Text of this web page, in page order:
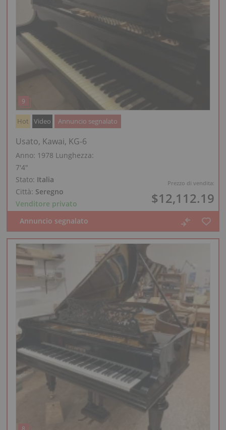
Prezzo di vendita:
$12,112.19
Hot Video Annuncio segnalato
Usato, Kawai, KG-6
Anno: 1978 Lunghezza:
7′4″
Stato: Italia
Città: Seregno
Venditore privato